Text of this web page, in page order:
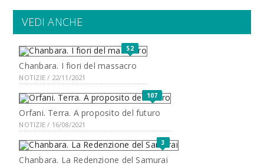
VEDI ANCHE
52
Chanbara. I fiori del massacro
NOTIZIE / 22/11/2021
107
Orfani. Terra. A proposito del futuro
NOTIZIE / 16/08/2021
3
Chanbara. La Redenzione del Samurai